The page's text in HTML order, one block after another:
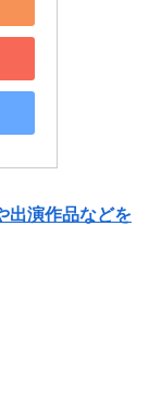
出演作品などを